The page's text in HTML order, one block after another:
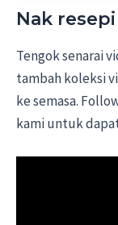
Nak
Tengok senarai
tambah koleksi
ke semasa.
kami untuk